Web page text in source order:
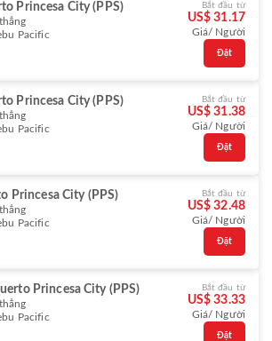
Princesa City (PPS)
Pacific
Bắt đầu từ
US$ 31.17
Giá/ Người
Đặt
Princesa City (PPS)
Pacific
Bắt đầu từ
US$ 31.38
Giá/ Người
Đặt
Princesa City (PPS)
Pacific
Bắt đầu từ
US$ 32.48
Giá/ Người
Đặt
Princesa City (PPS)
Pacific
Bắt đầu từ
US$ 33.33
Giá/ Người
Đặt